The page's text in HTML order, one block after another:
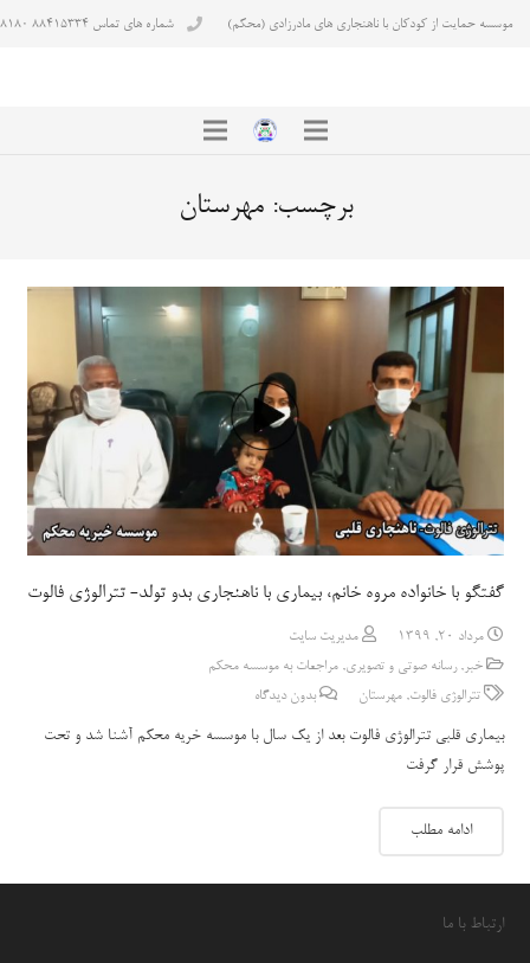
موسسه حمایت از کودکان با ناهنجاری های مادرزادی (محکم) شماره های تماس ۸۸۴۱۵۳۳۴ ۸۸۴۳۸۱۸۰
برچسب:مهرستان
گفتگو با خانواده مروه خانم، بیماری با ناهنجاری بدو تولد- تترالوژی فالوت
مرداد 20, 1399
مدیریت سایت
خبر,رسانه صوتی و تصویری,مراجعات به موسسه محکم
تترالوژی فالوت,مهرستان بدون دیدگاه
بیماری قلبی تترالوژی فالوت بعد از یک سال با موسسه خریه محکم آشنا شد و تحت
پوشش قرار گرفت
ادامه مطلب
ارتباط با ما